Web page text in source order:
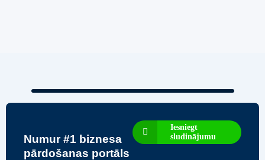
Numur #1 biznesa
pārdošanas portāls
Iesniegt
sludinājumu